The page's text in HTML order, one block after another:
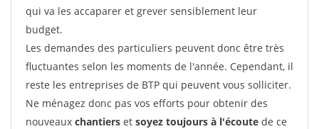
qui va les accaparer et grever sensiblement leur
budget.
Les demandes des particuliers peuvent donc être très
fluctuantes selon les moments de l'année. Cependant, il
reste les entreprises de BTP qui peuvent vous solliciter.
Ne ménagez donc pas vos efforts pour obtenir des
nouveaux chantiers et soyez toujours à l'écoute de ce